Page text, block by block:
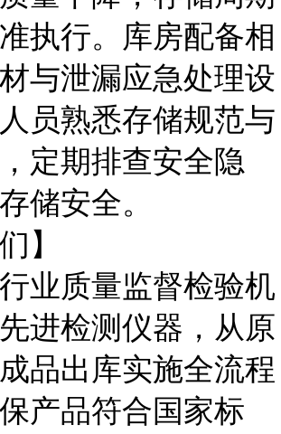
执行。库房配备相
与泄漏应急处理设
员熟悉存储规范与
定期排查安全隐
储安全。
】
业质量监督检验机
进检测仪器，从原
品出库实施全流程
产品符合国家标